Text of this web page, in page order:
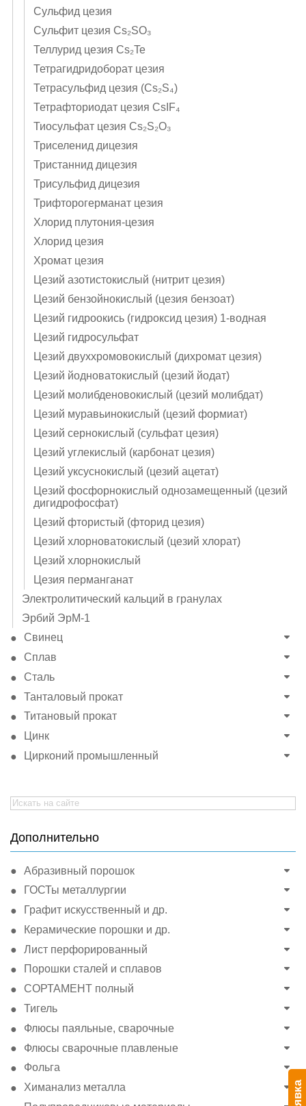
Сульфид цезия
Сульфит цезия Cs₂SO₃
Теллурид цезия Cs₂Te
Тетрагидридоборат цезия
Тетрасульфид цезия (Cs₂S₄)
Тетрафториодат цезия CsIF₄
Тиосульфат цезия Cs₂S₂O₃
Триселенид дицезия
Тристаннид дицезия
Трисульфид дицезия
Трифторогерманат цезия
Хлорид плутония-цезия
Хлорид цезия
Хромат цезия
Цезий азотистокислый (нитрит цезия)
Цезий бензойнокислый (цезия бензоат)
Цезий гидроокись (гидроксид цезия) 1-водная
Цезий гидросульфат
Цезий двуххромовокислый (дихромат цезия)
Цезий йодноватокислый (цезий йодат)
Цезий молибденовокислый (цезий молибдат)
Цезий муравьинокислый (цезий формиат)
Цезий сернокислый (сульфат цезия)
Цезий углекислый (карбонат цезия)
Цезий уксуснокислый (цезий ацетат)
Цезий фосфорнокислый однозамещенный (цезий
дигидрофосфат)
Цезий фтористый (фторид цезия)
Цезий хлорноватокислый (цезий хлорат)
Цезий хлорнокислый
Цезия перманганат
Электролитический кальций в гранулах
Эрбий ЭрМ-1
Свинец
Сплав
Сталь
Танталовый прокат
Титановый прокат
Цинк
Цирконий промышленный
Search
for:
Дополнительно
Абразивный порошок
ГОСТы металлургии
Графит искусственный и др.
Керамические порошки и др.
Лист перфорированный
Порошки сталей и сплавов
СОРТАМЕНТ полный
Тигель
Флюсы паяльные, сварочные
Флюсы сварочные плавленые
Фольга
Химанализ металла